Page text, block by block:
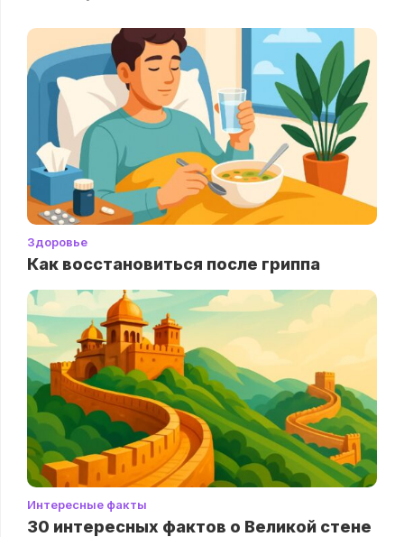
Здоровье
Как восстановиться после гриппа
Интересные факты
30 интересных фактов о Великой стене